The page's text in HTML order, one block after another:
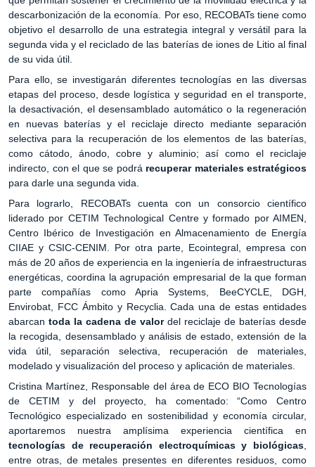
descarbonización de la economía. Por eso, RECOBATs tiene como
objetivo el desarrollo de una estrategia integral y versátil para la
segunda vida y el reciclado de las baterías de iones de Litio al final
de su vida útil.
Para ello, se investigarán diferentes tecnologías en las diversas
etapas del proceso, desde logística y seguridad en el transporte,
la desactivación, el desensamblado automático o la regeneración
en nuevas baterías y el reciclaje directo mediante separación
selectiva para la recuperación de los elementos de las baterías,
como cátodo, ánodo, cobre y aluminio; así como el reciclaje
indirecto, con el que se podrá recuperar materiales estratégicos
para darle una segunda vida.
Para lograrlo, RECOBATs cuenta con un consorcio científico
liderado por CETIM Technological Centre y formado por AIMEN,
Centro Ibérico de Investigación en Almacenamiento de Energía
CIIAE y CSIC-CENIM. Por otra parte, Ecointegral, empresa con
más de 20 años de experiencia en la ingeniería de infraestructuras
energéticas, coordina la agrupación empresarial de la que forman
parte compañías como Apria Systems, BeeCYCLE, DGH,
Envirobat, FCC Ámbito y Recyclia. Cada una de estas entidades
abarcan toda la cadena de valordel reciclaje de baterías desde
la recogida, desensamblado y análisis de estado, extensión de la
vida útil, separación selectiva, recuperación de materiales,
modelado y visualización del proceso y aplicación de materiales.
Cristina Martínez, Responsable del área de ECO BIO Tecnologías
de CETIM y del proyecto, ha comentado: “Como Centro
Tecnológico especializado en sostenibilidad y economía circular,
aportaremos nuestra amplísima experiencia científica en
tecnologías de recuperación electroquímicas y biológicas
entre otras, de metales presentes en diferentes residuos, como